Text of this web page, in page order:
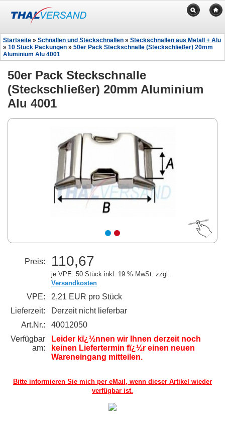
Startseite » Schnallen und Steckschnallen » Steckschnallen aus Metall + Alu
» 10 Stück Packungen » 50er Pack Steckschnalle (Steckschließer) 20mm
Aluminium Alu 4001
50er Pack Steckschnalle
(Steckschließer) 20mm Aluminium
Alu 4001
Preis: 110,67
je VPE: 50 Stück inkl. 19 % MwSt. zzgl.
Versandkosten
VPE:
2,21 EUR pro Stück
Lieferzeit:
Derzeit nicht lieferbar
Art.Nr.:
40012050
Verfügbar
am:
Leider kï¿½nnen wir Ihnen derzeit noch
keinen Liefertermin fï¿½r einen neuen
Wareneingang mitteilen.
Bitte informieren Sie mich per eMail, wenn dieser Artikel wieder
verfügbar ist.